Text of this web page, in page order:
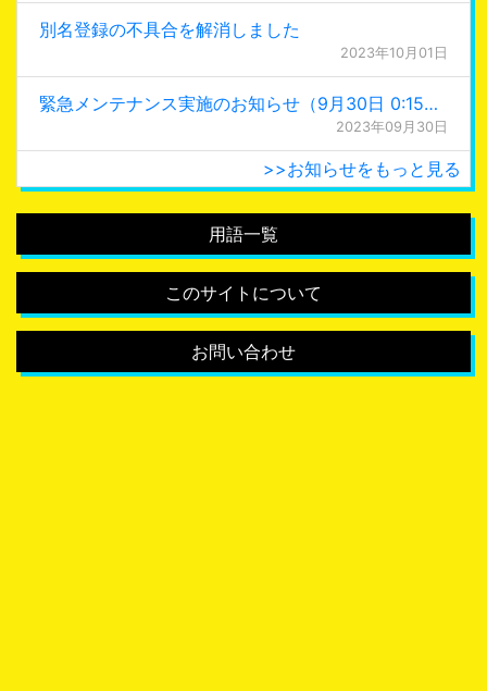
別名登録の不具合を解消しました
2023年10月01日
緊急メンテナンス実施のお知らせ（9月30日 0:15更新）
2023年09月30日
>>お知らせをもっと見る
用語一覧
このサイトについて
お問い合わせ